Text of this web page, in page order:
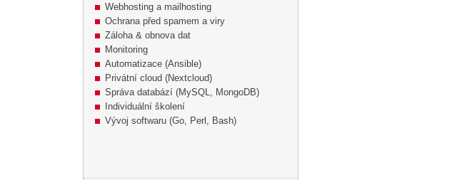
Webhosting a mailhosting
Ochrana před spamem a viry
Záloha & obnova dat
Monitoring
Automatizace (Ansible)
Privátní cloud (Nextcloud)
Správa databází (MySQL, MongoDB)
Individuální školení
Vývoj softwaru (Go, Perl, Bash)